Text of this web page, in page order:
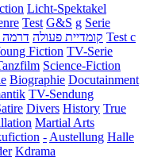
Licht-Spektakel
Test G&S g Serie
קומדיית פעולה דרמה
Test c
Fiction TV-Serie
Science-Fiction
Biographie Docutainment
TV-Sendung
Divers History True
Martial Arts
- Austellung Halle
Kdrama